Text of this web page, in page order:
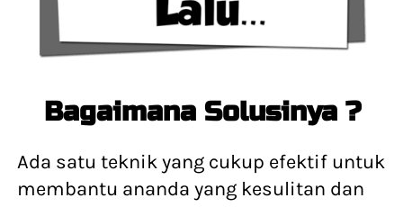
Bagaimana Solusinya ?
Ada satu teknik yang cukup efektif untuk
membantu ananda yang kesulitan dan